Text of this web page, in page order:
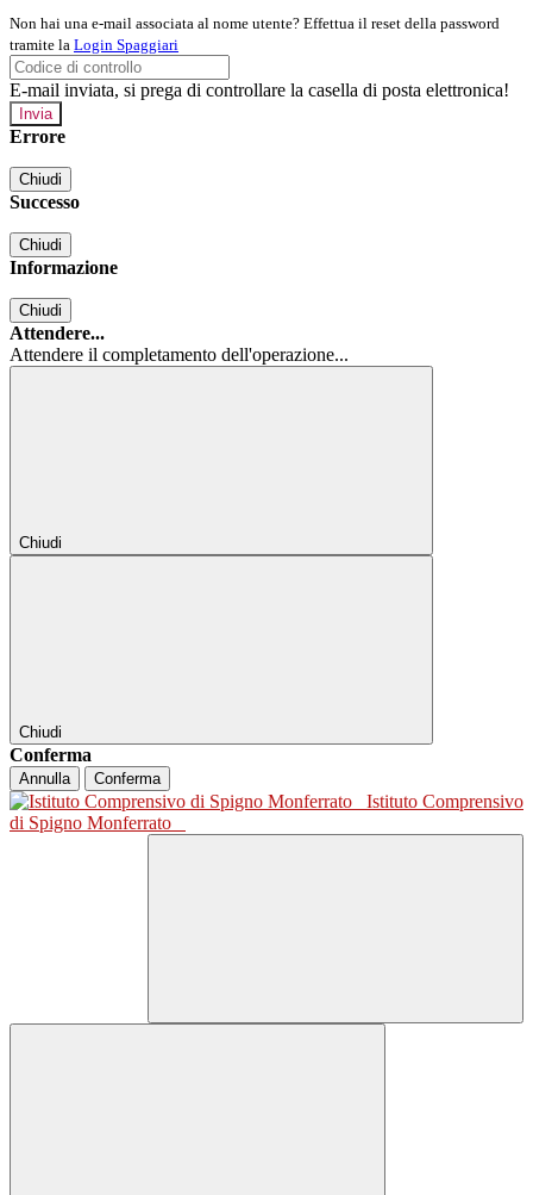
Non hai una e-mail associata al nome utente? Effettua il reset della password
tramite la Login Spaggiari
E-mail inviata, si prega di controllare la casella di posta elettronica!
Errore
Chiudi
Successo
Chiudi
Informazione
Chiudi
Attendere...
Attendere il completamento dell'operazione...
Chiudi
Chiudi
Conferma
Annulla Conferma
Istituto Comprensivo
di Spigno Monferrato